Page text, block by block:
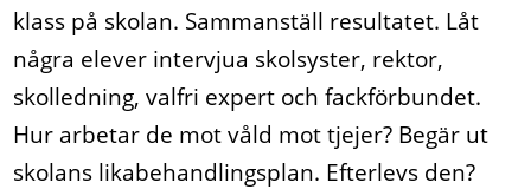
klass på skolan. Sammanställ resultatet. Låt
några elever intervjua skolsyster, rektor,
skolledning, valfri expert och fackförbundet.
Hur arbetar de mot våld mot tjejer? Begär ut
skolans likabehandlingsplan. Efterlevs den?